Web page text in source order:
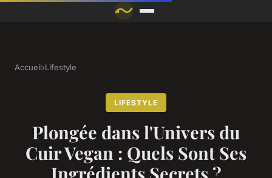
Accueil›Lifestyle
LIFESTYLE
Plongée dans l'Univers du
Cuir Vegan : Quels Sont Ses
Ingrédients Secrets ?